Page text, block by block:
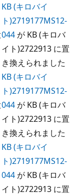
KB (キロバイ
ト)2719177MS12-
044 が KB (キロバ
イト)2722913 に置
き換えられました
KB (キロバイ
ト)2719177MS12-
044 が KB (キロバ
イト)2722913 に置
き換えられました
KB (キロバイ
ト)2719177MS12-
044 が KB (キロバ
イト)2722913 に置